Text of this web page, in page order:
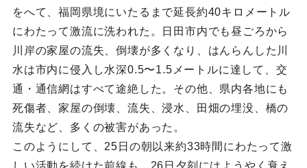
をへて、福岡県境にいたるまで延長約40キロメートル
にわたって激流に洗われた。日田市内でも昼ごろから
川岸の家屋の流失、倒壊が多くなり、はんらんした川
水は市内に侵入し水深0.5〜1.5メートルに達して、交
通・通信網はすべて途絶した。その他、県内各地にも
死傷者、家屋の倒壊、流失、浸水、田畑の埋没、橋の
流失など、多くの被害があった。
このようにして、25日の朝以来約33時間にわたって激
しい活動を続けた前線も、26日夕刻にはようやく衰え